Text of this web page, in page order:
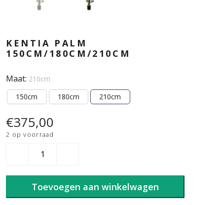
KENTIA PALM
150CM/180CM/210CM
Maat: 210cm
150cm
180cm 210cm
€375,00
2 op voorraad
Toevoegen aan winkelwagen